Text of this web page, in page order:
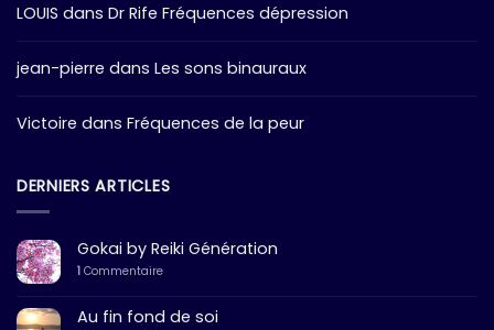
LOUIS dans Dr Rife Fréquences dépression
jean-pierre dans Les sons binauraux
Victoire dans Fréquences de la peur
DERNIERS ARTICLES
Gokai by Reiki Génération
1 Commentaire
Au fin fond de soi